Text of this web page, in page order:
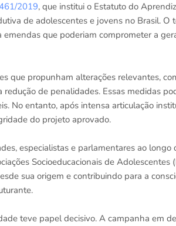
2019, que institui o Estatuto do
de adolescentes e jovens no Brasil. O
que poderiam comprometer a
que propunham alterações relevantes,
de penalidades. Essas medidas
No entanto, após intensa articulação
do projeto aprovado.
especialistas e parlamentares ao longo
Socioeducacionais de Adolescentes
sua origem e contribuindo para a
teve papel decisivo. A campanha em